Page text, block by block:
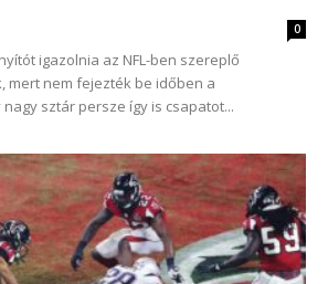
0
igazolnia az NFL-ben szereplő
mert nem fejezték be időben a
sztár persze így is csapatot...